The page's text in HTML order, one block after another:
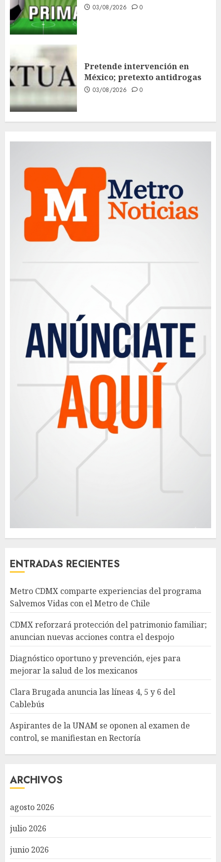
03/08/2026 0
Pretende intervención en
México; pretexto antidrogas
03/08/2026 0
ENTRADAS RECIENTES
Metro CDMX comparte experiencias del programa
Salvemos Vidas con el Metro de Chile
CDMX reforzará protección del patrimonio familiar;
anuncian nuevas acciones contra el despojo
Diagnóstico oportuno y prevención, ejes para
mejorar la salud de los mexicanos
Clara Brugada anuncia las líneas 4, 5 y 6 del
Cablebús
Aspirantes de la UNAM se oponen al examen de
control, se manifiestan en Rectoría
ARCHIVOS
agosto 2026
julio 2026
junio 2026